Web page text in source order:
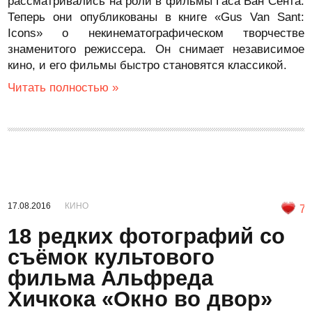
Теперь они опубликованы в книге «Gus Van Sant:
Icons» о некинематографическом творчестве
знаменитого режиссера. Он снимает независимое
кино, и его фильмы быстро становятся классикой.
Читать полностью »
17.08.2016 КИНО 7
18 редких фотографий со
съёмок культового
фильма Альфреда
Хичкока «Окно во двор»